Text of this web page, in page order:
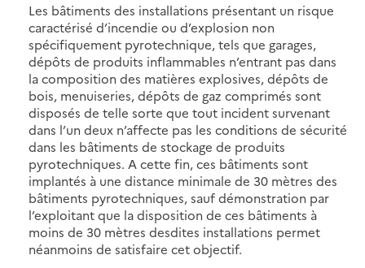
Les bâtiments des installations présentant un risque
caractérisé d’incendie ou d’explosion non
spécifiquement pyrotechnique, tels que garages,
dépôts de produits inflammables n’entrant pas dans
la composition des matières explosives, dépôts de
bois, menuiseries, dépôts de gaz comprimés sont
disposés de telle sorte que tout incident survenant
dans l’un deux n’affecte pas les conditions de sécurité
dans les bâtiments de stockage de produits
pyrotechniques. A cette fin, ces bâtiments sont
implantés à une distance minimale de 30 mètres des
bâtiments pyrotechniques, sauf démonstration par
l’exploitant que la disposition de ces bâtiments à
moins de 30 mètres desdites installations permet
néanmoins de satisfaire cet objectif.